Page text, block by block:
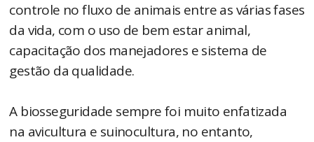
controle no fluxo de animais entre as várias fases
da vida, com o uso de bem estar animal,
capacitação dos manejadores e sistema de
gestão da qualidade.
A biosseguridade sempre foi muito enfatizada
na avicultura e suinocultura, no entanto,